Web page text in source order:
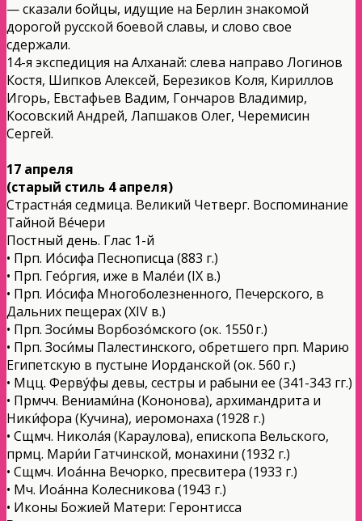
— сказали бойцы, идущие на Берлин знакомой
дорогой русской боевой славы, и слово свое
сдержали.
14-я экспедиция на Алханай: слева направо Логинов
Костя, Шипков Алексей, Березиков Коля, Кириллов
Игорь, Евстафьев Вадим, Гончаров Владимир,
Косовский Андрей, Лапшаков Олег, Черемисин
Сергей.
17 апреля
(старый стиль 4 апреля)
Страстна́я седмица. Великий Четверг. Воспоминание
Тайной Ве́чери
Постный день. Глас 1-й
• Прп. Ио́сифа Песнописца (883 г.)
• Прп. Гео́ргия, иже в Мале́и (IX в.)
• Прп. Ио́сифа Многоболезненного, Печерского, в
Дальних пещерах (XIV в.)
• Прп. Зоси́мы Ворбозо́мского (ок. 1550 г.)
• Прп. Зоси́мы Палестинского, обретшего прп. Марию
Египетскую в пустыне Иорданской (ок. 560 г.)
• Мцц. Ферву́фы девы, сестры и рабыни ее (341-343 гг.)
• Прмчч. Вениами́на (Кононова), архимандрита и
Ники́фора (Кучина), иеромонаха (1928 г.)
• Сщмч. Никола́я (Караулова), епископа Вельского,
прмц. Мари́и Гатчинской, монахини (1932 г.)
• Сщмч. Иоа́нна Вечорко, пресвитера (1933 г.)
• Мч. Иоа́нна Колесникова (1943 г.)
• Иконы Божией Матери: Геронтисса